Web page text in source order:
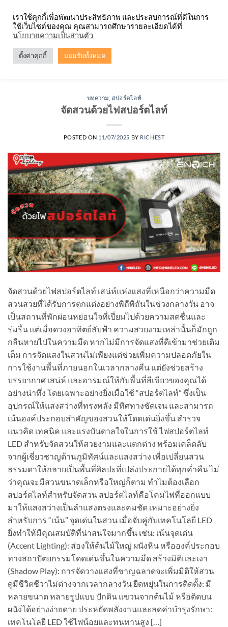
content
บทความ สปอร์ตไลท์
จัดสวนด้วยไฟสปอร์ตไลท์
POSTED ON 11/07/2025 BY RICHEST
จัดสวนด้วยไฟสปอร์ตไลท์ เสน่ห์แห่งแสงที่เหนือกว่าความมืด
สวนสวยที่ได้รับการตกแต่งอย่างพิถีพิถันในช่วงกลางวัน อาจ
เป็นสถานที่พักผ่อนหย่อนใจที่เปี่ยมไปด้วยความสดชื่นและ
ร่มรื่น แต่เมื่อดวงอาทิตย์ลับฟ้า ความสวยงามเหล่านั้นก็มักถูก
กลืนหายไปในความมืด หากไม่มีการจัดแสงที่ดีเข้ามาช่วยเติม
เต็ม การจัดแสงในสวนไม่เพียงแต่ช่วยเพิ่มความปลอดภัยใน
การใช้งานพื้นที่ภายนอกในเวลากลางคืน แต่ยังช่วยสร้าง
บรรยากาศ เสน่ห์ และอารมณ์ให้กับพื้นที่สีเขียวของคุณได้
อย่างน่าทึ่ง โดยเฉพาะอย่างยิ่งเมื่อใช้ “สปอร์ตไลท์” ซึ่งเป็น
อุปกรณ์ให้แสงสว่างที่ทรงพลัง มีทิศทางชัดเจน และสามารถ
เน้นองค์ประกอบสำคัญของสวนให้โดดเด่นยิ่งขึ้น สำรวจ
แนวคิด เทคนิค และแรงบันดาลใจในการใช้ ไฟสปอร์ตไลท์
LED สำหรับจัดสวนให้สวยงามและแตกต่าง พร้อมเคล็ดลับ
จากผู้เชี่ยวชาญด้านภูมิทัศน์และแสงสว่าง เพื่อเปลี่ยนสวน
ธรรมดาให้กลายเป็นพื้นที่ศิลปะที่เปล่งประกายได้ทุกค่ำคืน ไม่
ว่าคุณจะมีสวนขนาดเล็กหรือใหญ่ก็ตาม ทำไมต้องเลือก
สปอร์ตไลท์สำหรับจัดสวน สปอร์ตไลท์คือโคมไฟที่ออกแบบ
มาให้แสงสว่างเป็นลำแสงตรงและคมชัด เหมาะอย่างยิ่ง
สำหรับการ “เน้น” จุดเด่นในสวน เมื่อจับคู่กับเทคโนโลยี LED
ยิ่งทำให้มีคุณสมบัติที่น่าสนใจมากขึ้น เช่น: เน้นจุดเด่น
(Accent Lighting): ส่องให้ต้นไม้ใหญ่ ผนังหิน หรือองค์ประกอบ
ทางสถาปัตยกรรมโดดเด่นขึ้นในความมืด สร้างมิติและเงา
(Shadow Play): การจัดวางแสงที่ชาญฉลาดจะเพิ่มมิติให้สวน
ดูมีชีวิตชีวาไม่ต่างจากเวลากลางวัน ยืดหยุ่นในการติดตั้ง: มี
หลายขนาด หลายรูปแบบ ปักดิน แขวนจากต้นไม้ หรือติดบน
ผนังได้อย่างง่ายดาย ประหยัดพลังงานและลดค่าบำรุงรักษา:
เทคโนโลยี LED ใช้ไฟน้อยและทนทานสูง […]
เราใช้คุกกี้เพื่อพัฒนาประสิทธิภาพ และประสบการณ์ที่ดีในการ
ใช้เว็บไซต์ของคุณ คุณสามารถศึกษารายละเอียดได้ที่
นโยบายความเป็นส่วนตัว
ตั้งค่าคุกกี้ ยอมรับทั้งหมด